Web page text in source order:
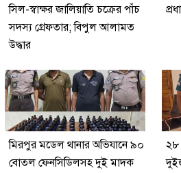
সিল-স্বাক্ষর জালিয়াতি চক্রের পাঁচ
সদস্য গ্রেফতার; বিপুল আলামত
উদ্ধার
মিরপুর মডেল থানার অভিযানে ৯০
বোতল ফেনসিডিলসহ দুই মাদক
২৮